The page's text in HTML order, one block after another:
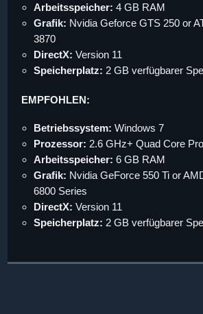
Arbeitsspeicher: 4 GB RAM
Grafik: Nvidia Geforce GTS 250 or
3870
DirectX: Version 11
Speicherplatz: 2 GB verfügbarer
EMPFOHLEN:
Betriebssystem: Windows 7
Prozessor: 2.6 GHz+ Quad Core
Arbeitsspeicher: 6 GB RAM
Grafik: Nvidia GeForce 550 Ti or
6800 Series
DirectX: Version 11
Speicherplatz: 2 GB verfügbarer